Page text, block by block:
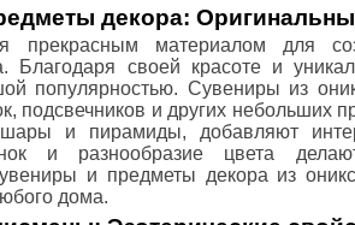
декора:
прекрасным материалом для
Благодаря своей красоте и
популярностью. Сувениры из
подсвечников и других небольших
и пирамиды, добавляют
и разнообразие цвета
и предметы декора из
дома.